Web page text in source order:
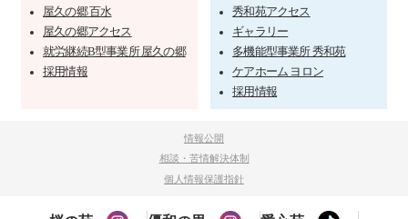
屋久の郷 百水
屋久の郷アクセス
就労継続B型事業所 屋久の郷
採用情報
秀和苑アクセス
ギャラリー
多機能型事業所 秀和苑
ケアホーム ヨロン
採用情報
情報公開
相談・苦情解決体制
個人情報保護指針